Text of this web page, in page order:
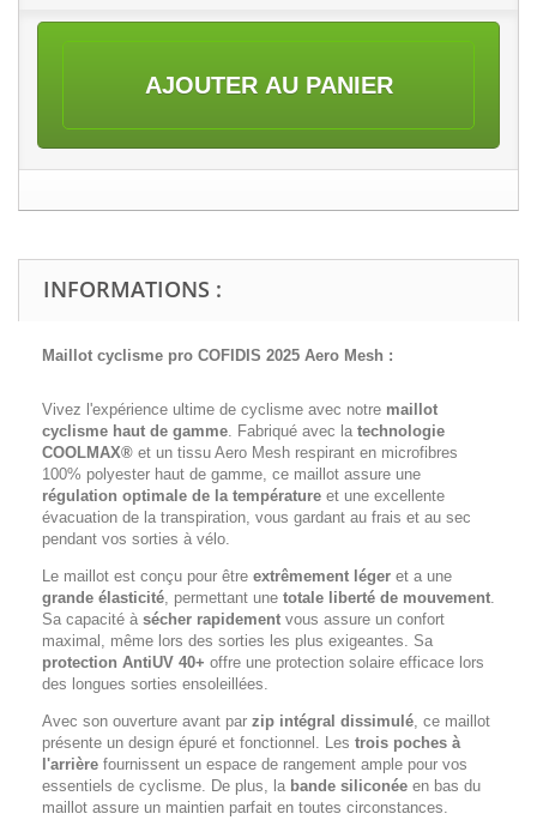
AJOUTER AU PANIER
INFORMATIONS :
Maillot cyclisme pro COFIDIS 2025 Aero Mesh :
Vivez l'expérience ultime de cyclisme avec notre maillot
cyclisme haut de gamme. Fabriqué avec la technologie
COOLMAX® et un tissu Aero Mesh respirant en microfibres
100% polyester haut de gamme, ce maillot assure une
régulation optimale de la température et une excellente
évacuation de la transpiration, vous gardant au frais et au sec
pendant vos sorties à vélo.
Le maillot est conçu pour être extrêmement léger et a une
grande élasticité, permettant une totale liberté de mouvement.
Sa capacité à sécher rapidement vous assure un confort
maximal, même lors des sorties les plus exigeantes. Sa
protection AntiUV 40+ offre une protection solaire efficace lors
des longues sorties ensoleillées.
Avec son ouverture avant par zip intégral dissimulé, ce maillot
présente un design épuré et fonctionnel. Les trois poches à
l'arrière fournissent un espace de rangement ample pour vos
essentiels de cyclisme. De plus, la bande siliconée en bas du
maillot assure un maintien parfait en toutes circonstances.